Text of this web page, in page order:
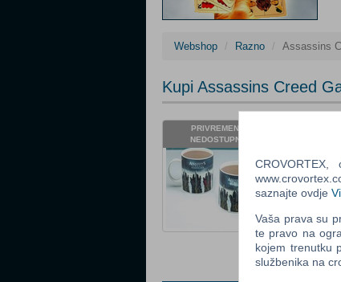
Webshop Razno Assassins
Kupi Assassins Creed
PRIVREMENO
NEDOSTUPNO
Status:
Email:
saznajte ovdje
Vaša prava su
te pravo na
kojem trenutku
službenika na